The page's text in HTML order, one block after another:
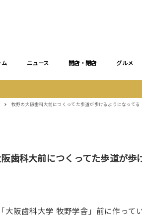
ム ニュース 開店・閉店 グルメ
牧野の大阪歯科大前につくってた歩道が歩けるようになってる
歯科大前につくってた歩道が歩
大阪歯科大学 牧野学舎」前に作って